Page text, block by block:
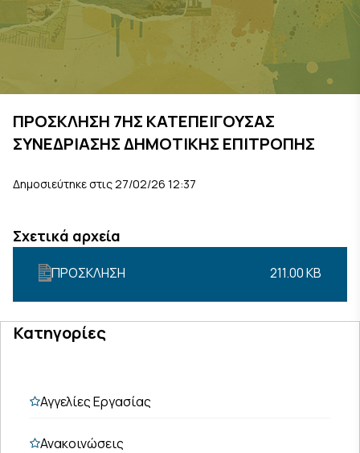
ΠΡΟΣΚΛΗΣΗ 7ΗΣ ΚΑΤΕΠΕΙΓΟΥΣΑΣ
ΣΥΝΕΔΡΙΑΣΗΣ ΔΗΜΟΤΙΚΗΣ ΕΠΙΤΡΟΠΗΣ
Δημοσιεύτηκε στις 27/02/26 12:37
Σχετικά αρχεία
ΠΡΟΣΚΛΗΣΗ 211.00 KB
Κατηγορίες
Αγγελίες Εργασίας
Ανακοινώσεις